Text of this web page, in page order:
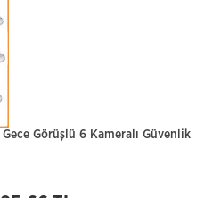
Görüşlü 6 Kameralı Güvenlik